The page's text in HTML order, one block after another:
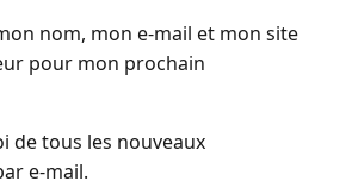
nom, mon e-mail et mon site
pour mon prochain
de tous les nouveaux
e-mail.